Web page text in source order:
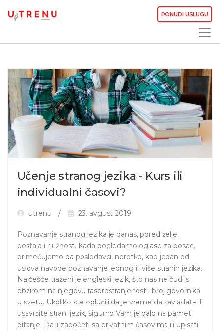
PONUDI USLUGU
Učenje stranog jezika - Kurs ili
individualni časovi?
utrenu 23. avgust 2019.
Poznavanje stranog jezika je danas, pored želje,
postala i nužnost. Kada pogledamo oglase za posao,
primećujemo da poslodavci, neretko, kao jedan od
uslova navode poznavanje jednog ili više stranih jezika.
Najčešće traženi je engleski jezik, što nas ne čudi s
obzirom na njegovu rasprostranjenost i broj govornika
u svetu. Ukoliko ste odlučili da je vreme da savladate ili
usavršite strani jezik, sigurno Vam je palo na pamet
pitanje: Da li započeti sa privatnim časovima ili upisati